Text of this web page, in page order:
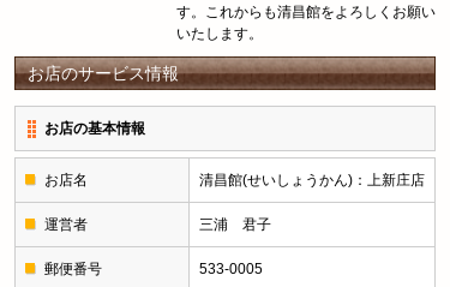
す。これからも清昌館をよろしくお願い
いたします。
お店のサービス情報
お店の基本情報
お店名 清昌館(せいしょうかん)：上新庄店
運営者 三浦 君子
郵便番号 533-0005